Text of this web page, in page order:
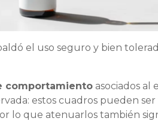
el uso seguro y bien
comportamiento asociados al
estos cuadros pueden ser
lo que atenuarlos también